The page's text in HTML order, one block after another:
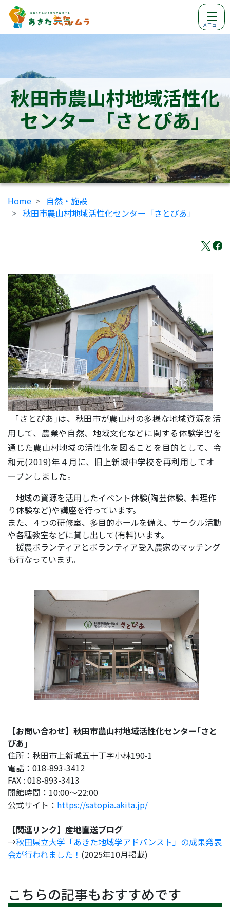
メニュー
秋田市農山村地域活性化
センター「さとぴあ」
Home
自然・施設
秋田市農山村地域活性化センター「さとぴあ」
｢さとぴあ｣は、秋田市が農山村の多様な地域資源を活
用して、農業や自然、地域文化などに関する体験学習を
通じた農山村地域の活性化を図ることを目的として、令
和元(2019)年４月に、旧上新城中学校を再利用してオ
ープンしました。
地域の資源を活用したイベント体験(陶芸体験、料理作
り体験など)や講座を行っています。
また、４つの研修室、多目的ホールを備え、サークル活動
や各種教室などに貸し出して(有料)います。
援農ボランティアとボランティア受入農家のマッチング
も行なっています。
【お問い合わせ】秋田市農山村地域活性化センター｢さと
ぴあ｣
住所：秋田市上新城五十丁字小林190-1
電話：018-893-3412
FAX : 018-893-3413
開館時間：10:00～22:00
公式サイト： https://satopia.akita.jp/
【関連リンク】産地直送ブログ
→秋田県立大学「あきた地域学アドバンスト」の成果発表
会が行われました！ (2025年10月掲載)
こちらの記事もおすすめです